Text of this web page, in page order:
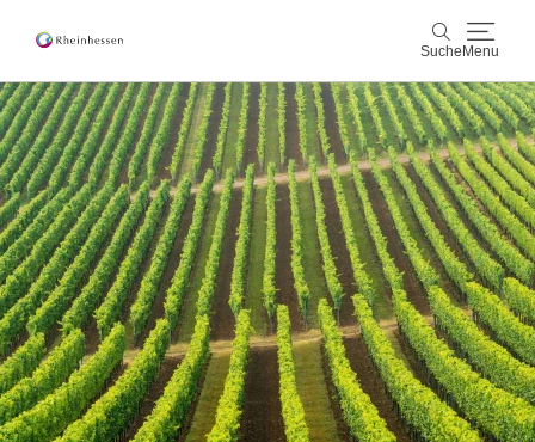
Suche Menu
Suche
Wein & Genuss
Aktiv & Natur
Kultur & Städte
Veranstaltungen
Buchung & Service
ShopRheinhessen-Blog Karte